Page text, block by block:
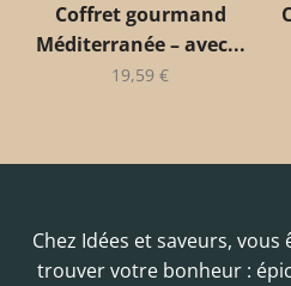
Coffret gourmand
Méditerranée – avec...
19,59 €
Chez Idées et saveurs,
trouver votre bonheur :